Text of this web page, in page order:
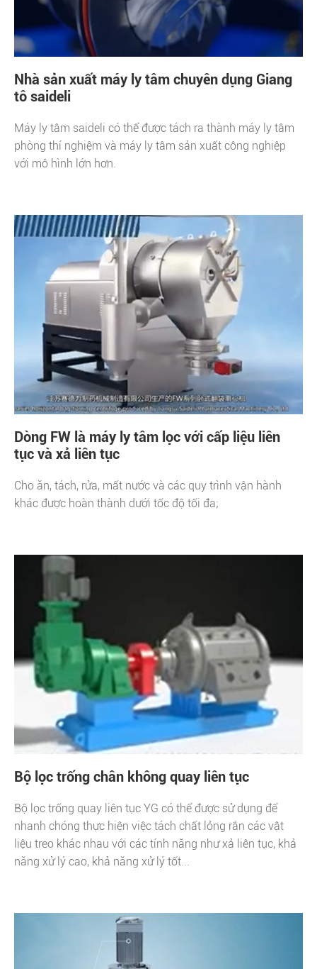
Nhà sản xuất máy ly tâm chuyên dụng Giang
tô saideli
Máy ly tâm saideli có thể được tách ra thành máy ly tâm
phòng thí nghiệm và máy ly tâm sản xuất công nghiệp
với mô hình lớn hơn.
Dòng FW là máy ly tâm lọc với cấp liệu liên
tục và xả liên tục
Cho ăn, tách, rửa, mất nước và các quy trình vận hành
khác được hoàn thành dưới tốc độ tối đa;
Bộ lọc trống chân không quay liên tục
Bộ lọc trống quay liên tục YG có thể được sử dụng để
nhanh chóng thực hiện việc tách chất lỏng rắn các vật
liệu treo khác nhau với các tính năng như xả liên tục, khả
năng xử lý cao, khả năng xử lý tốt...